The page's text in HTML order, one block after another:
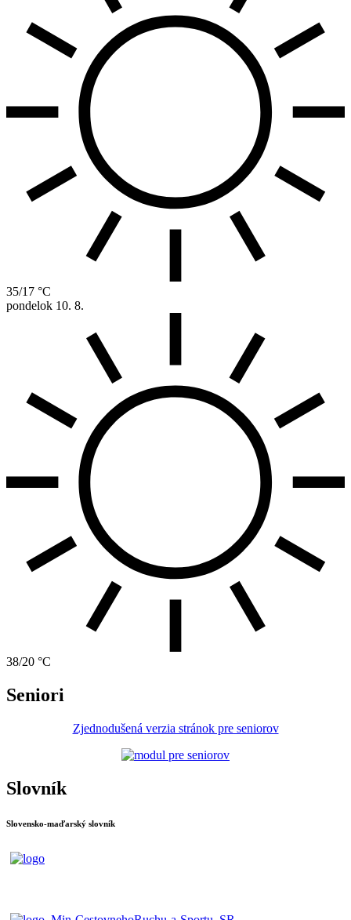
35/17 °C
pondelok 10. 8.
38/20 °C
Seniori
Zjednodušená verzia stránok pre seniorov
Slovník
Slovensko-maďarský slovník